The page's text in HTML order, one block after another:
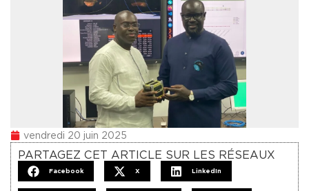
vendredi 20 juin 2025
PARTAGEZ CET ARTICLE SUR LES RÉSEAUX
Facebook X LinkedIn